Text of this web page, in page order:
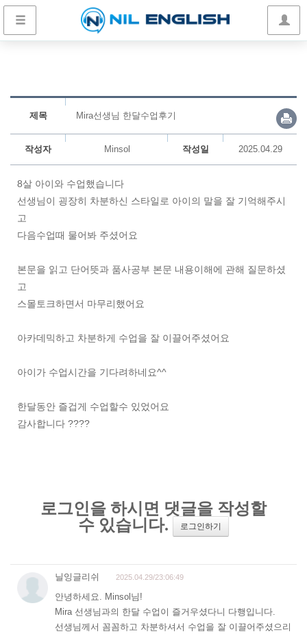
제목 Mira선생님 한달수업후기
작성자 Minsol 작성일 2025.04.29
8살 아이와 수업했습니다
선생님이 굉장히 차분하신 스타일로 아이의 말을 잘 기억해주시
고
다음수업때 물어봐 주셨어요
본문을 읽고 단어뜻과 품사공부 본문 내용이해에 관해 질문하셨
고
스몰토크하면서 마무리했어요
아카데믹하고 차분하게 수업을 잘 이끌어주셨어요
아이가 수업시간을 기다려하네요^^
한달동안 즐겁게 수업할수 있었어요
감사합니다 ????